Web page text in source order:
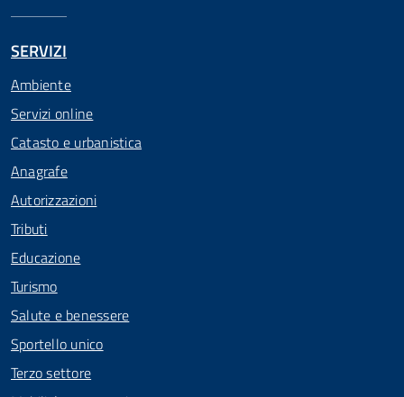
SERVIZI
Ambiente
Servizi online
Catasto e urbanistica
Anagrafe
Autorizzazioni
Tributi
Educazione
Turismo
Salute e benessere
Sportello unico
Terzo settore